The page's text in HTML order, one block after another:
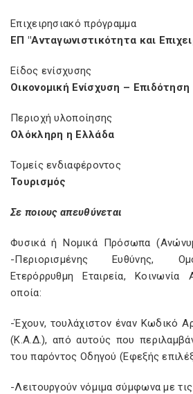
Επιχειρησιακό πρόγραμμα
ΕΠ "Ανταγωνιστικότητα και
Είδος ενίσχυσης
Οικονομική Ενίσχυση – Επιδότηση
Περιοχή υλοποίησης
Ολόκληρη η Ελλάδα
Τομείς ενδιαφέροντος
Τουρισμός
Σε ποιους απευθύνεται
Φυσικά ή Νομικά Πρόσωπα
-Περιορισμένης Ευθύνης,
Ετερόρρυθμη Εταιρεία, Κοινωνία
οποία:
-Έχουν, τουλάχιστον έναν Κωδικό
(Κ.Α.Δ.), από αυτούς που
του παρόντος Οδηγού (Εφεξής
-Λειτουργούν νόμιμα σύμφωνα με τις